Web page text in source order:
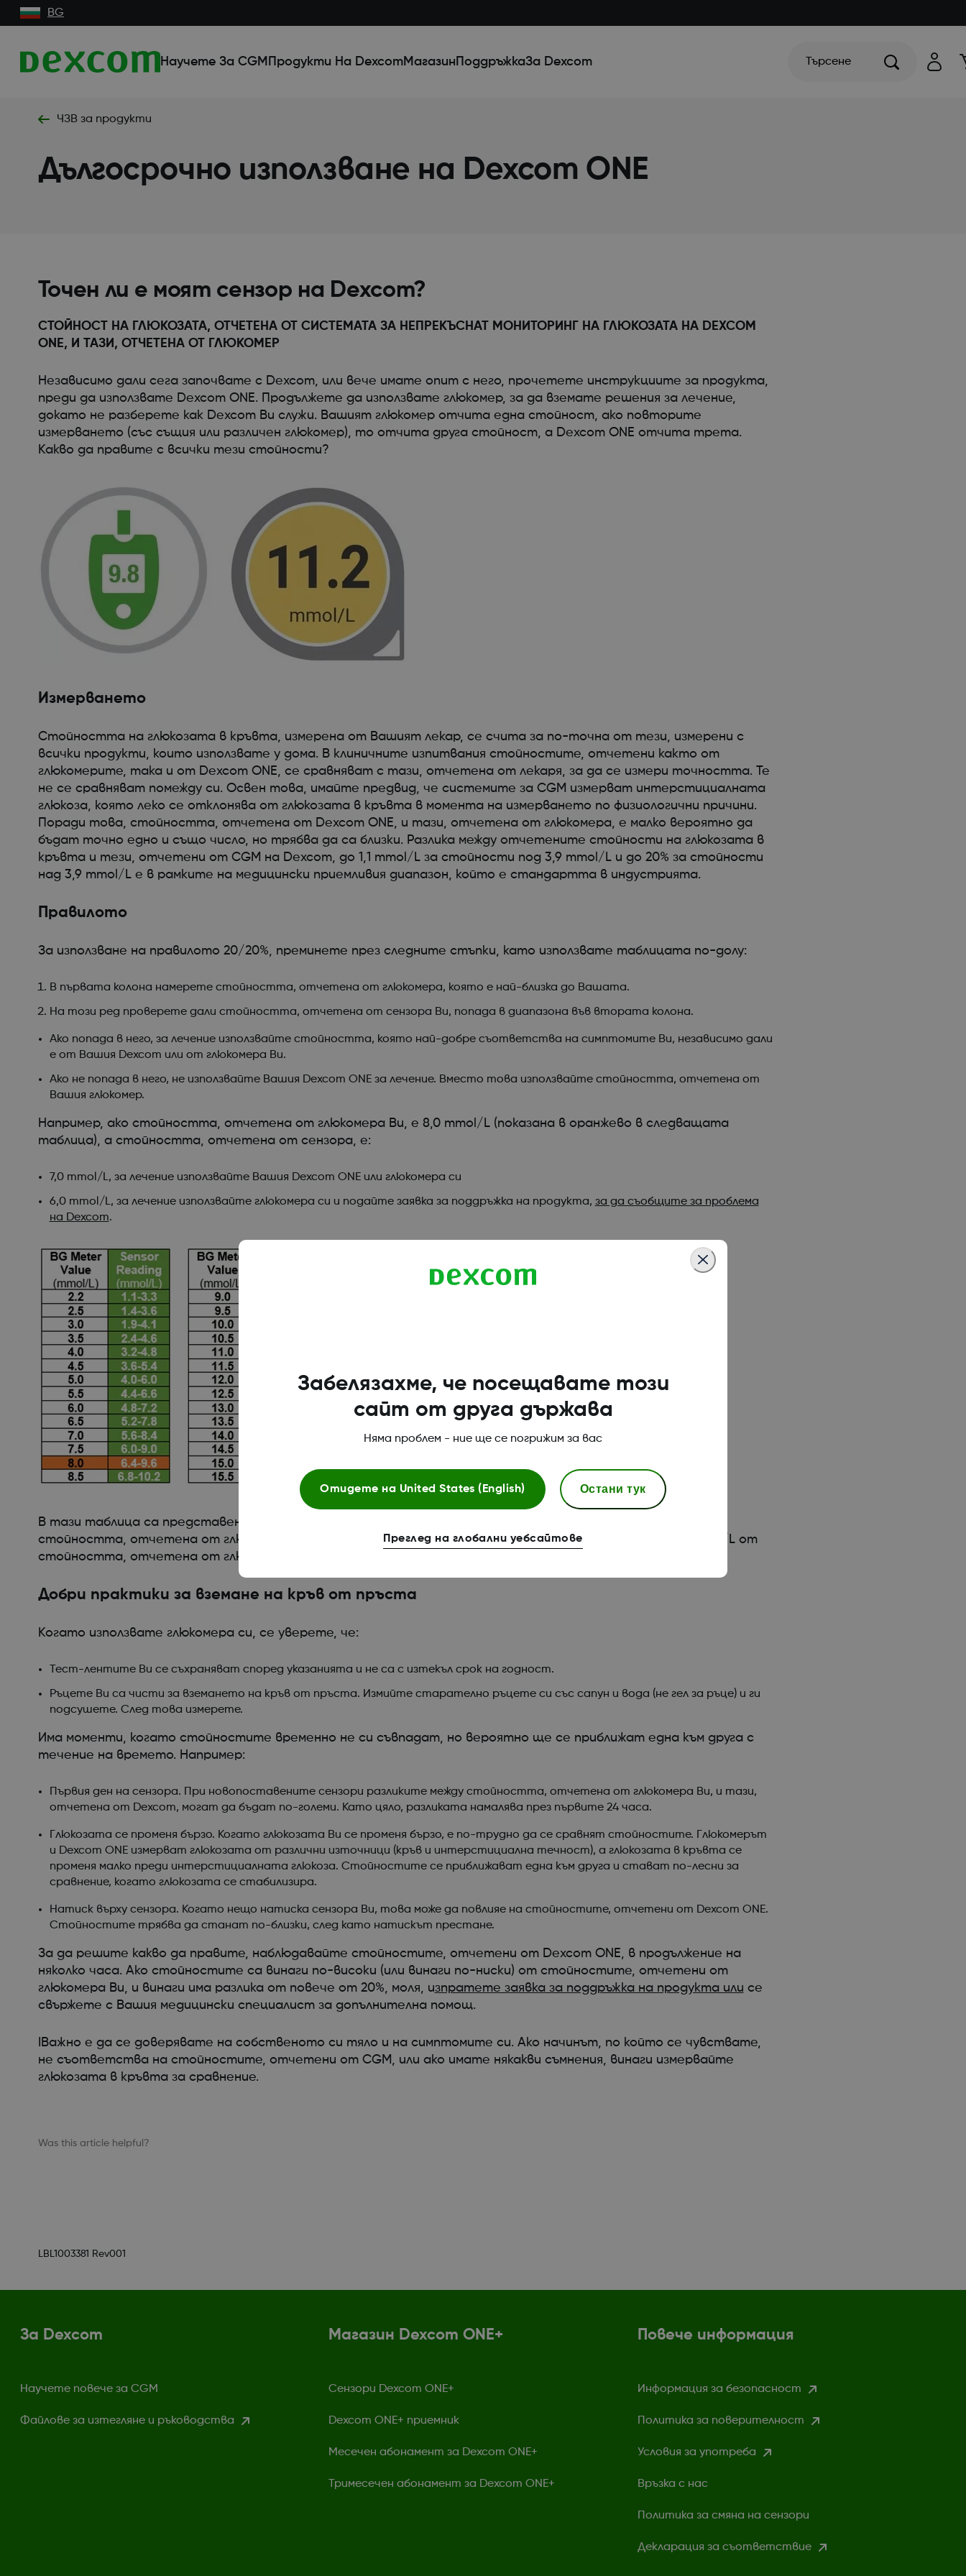
BG
Научете За CGM Продукти На DexcomМагазин ПоддръжкаЗа Dexcom Търсене
ЧЗВ за продукти
Дългосрочно използване на Dexcom ONE
Точен ли е моят сензор на Dexcom?
СТОЙНОСТ НА ГЛЮКОЗАТА, ОТЧЕТЕНА ОТ СИСТЕМАТА ЗА НЕПРЕКЪСНАТ МОНИТОРИНГ НА ГЛЮКОЗАТА НА DEXCOM
ONE, И ТАЗИ, ОТЧЕТЕНА ОТ ГЛЮКОМЕР
Независимо дали сега започвате с Dexcom, или вече имате опит с него, прочетете инструкциите за продукта,
преди да използвате Dexcom ONE. Продължете да използвате глюкомер, за да вземате решения за лечение,
докато не разберете как Dexcom Ви служи. Вашият глюкомер отчита една стойност, ако повторите
измерването (със същия или различен глюкомер), то отчита друга стойност, а Dexcom ONE отчита трета.
Какво да правите с всички тези стойности?
Измерването
Стойността на глюкозата в кръвта, измерена от Вашият лекар, се счита за по-точна от тези, измерени с
всички продукти, които използвате у дома. В клиничните изпитвания стойностите, отчетени както от
глюкомерите, така и от Dexcom ONE, се сравняват с тази, отчетена от лекаря, за да се измери точността. Те
не се сравняват помежду си. Освен това, имайте предвид, че системите за CGM измерват интерстициалната
глюкоза, която леко се отклонява от глюкозата в кръвта в момента на измерването по физиологични причини.
Поради това, стойността, отчетена от Dexcom ONE, и тази, отчетена от глюкомера, е малко вероятно да
бъдат точно едно и също число, но трябва да са близки. Разлика между отчетените стойности на глюкозата в
кръвта и тези, отчетени от CGM на Dexcom, до 1,1 mmol/L за стойности под 3,9 mmol/L и до 20% за стойности
над 3,9 mmol/L е в рамките на медицински приемливия диапазон, който е стандартта в индустрията.
Правилото
За използване на правилото 20/20%, преминете през следните стъпки, като използвате таблицата по-долу:
В първата колона намерете стойността, отчетена от глюкомера, която е най-близка до Вашата.
На този ред проверете дали стойността, отчетена от сензора Ви, попада в диапазона във втората колона.
Ако попада в него, за лечение използвайте стойността, която най-добре съответства на симптомите Ви, независимо дали
е от Вашия Dexcom или от глюкомера Ви.
Ако не попада в него, не използвайте Вашия Dexcom ONE за лечение. Вместо това използвайте стойността, отчетена от
Вашия глюкомер.
Например, ако стойността, отчетена от глюкомера Ви, е 8,0 mmol/L (показана в оранжево в следващата
таблица), а стойността, отчетена от сензора, е:
7,0 mmol/L, за лечение използвайте Вашия Dexcom ONE или глюкомера си
6,0 mmol/L, за лечение използвайте глюкомера си и подайте заявка за поддръжка на продукта, за да съобщите за проблема
на Dexcom.
В тази таблица са представени стойности, отчетени от сензора, които са в рамките на ± 20% от
стойността, отчетена от глюкомера, за стойности от глюкомера ≥3,9 mmol/L и в рамките на ± 1,1 mmol/L от
стойността, отчетена от глюкомера, за стойности от глюкомера <3,9 mmol/L.
Добри практики за вземане на кръв от пръста
Когато използвате глюкомера си, се уверете, че:
Тест-лентите Ви се съхраняват според указанията и не са с изтекъл срок на годност.
Ръцете Ви са чисти за вземането на кръв от пръста. Измийте старателно ръцете си със сапун и вода (не гел за ръце) и ги
подсушете. След това измерете.
Има моменти, когато стойностите временно не си съвпадат, но вероятно ще се приближат една към друга с
течение на времето. Например:
Първия ден на сензора. При новопоставените сензори разликите между стойността, отчетена от глюкомера Ви, и тази,
отчетена от Dexcom, могат да бъдат по-големи. Като цяло, разликата намалява през първите 24 часа.
Глюкозата се променя бързо. Когато глюкозата Ви се променя бързо, е по-трудно да се сравнят стойностите. Глюкомерът
и Dexcom ONE измерват глюкозата от различни източници (кръв и интерстициална течност), а глюкозата в кръвта се
променя малко преди интерстициалната глюкоза. Стойностите се приближават една към друга и стават по-лесни за
сравнение, когато глюкозата се стабилизира.
Натиск върху сензора. Когато нещо натиска сензора Ви, това може да повлияе на стойностите, отчетени от Dexcom ONE.
Стойностите трябва да станат по-близки, след като натискът престане.
За да решите какво да правите, наблюдавайте стойностите, отчетени от Dexcom ONE, в продължение на
няколко часа. Ако стойностите са винаги по-високи (или винаги по-ниски) от стойностите, отчетени от
глюкомера Ви, и винаги има разлика от повече от 20%, моля, изпратете заявка за поддръжка на продукта или се
свържете с Вашия медицински специалист за допълнителна помощ.
IВажно е да се доверявате на собственото си тяло и на симптомите си. Ако начинът, по който се чувствате,
не съответства на стойностите, отчетени от CGM, или ако имате някакви съмнения, винаги измервайте
глюкозата в кръвта за сравнение.
Was this article helpful?
LBL1003381 Rev001
За Dexcom
Научете повече за CGM
Файлове за изтегляне и ръководства
Магазин Dexcom ONE+
Сензори Dexcom ONE+
Dexcom ONE+ приемник
Месечен абонамент за Dexcom ONE+
Тримесечен абонамент за Dexcom ONE+
Повече информация
Информация за безопасност
Политика за поверителност
Условия за употреба
Връзка с нас
Политика за смяна на сензори
Декларация за съответствие
Забелязахме, че посещавате този
сайт от друга държава
Няма проблем - ние ще се погрижим за вас
Отидете на United States (English) Остани тук
Преглед на глобални уебсайтове